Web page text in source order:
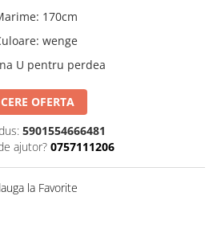
: 170cm
: wenge
U pentru perdea
CERE OFERTA
5901554666481
ajutor? 0757111206
la Favorite